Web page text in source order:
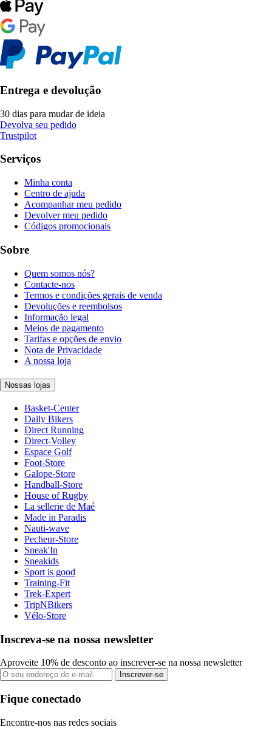
Entrega e devolução
30 dias para mudar de ideia
Devolva seu pedido
Trustpilot
Serviços
Minha conta
Centro de ajuda
Acompanhar meu pedido
Devolver meu pedido
Códigos promocionais
Sobre
Quem somos nós?
Contacte-nos
Termos e condições gerais de venda
Devoluções e reembolsos
Informação legal
Meios de pagamento
Tarifas e opções de envio
Nota de Privacidade
A nossa loja
Nossas lojas
Basket-Center
Daily Bikers
Direct Running
Direct-Volley
Espace Golf
Foot-Store
Galope-Store
Handball-Store
House of Rugby
La sellerie de Maé
Made in Paradis
Nauti-wave
Pecheur-Store
Sneak'In
Sneakids
Sport is good
Training-Fit
Trek-Expert
TripNBikers
Vélo-Store
Inscreva-se na nossa newsletter
Aproveite 10% de desconto ao inscrever-se na nossa newsletter
Inscrever-se
Fique conectado
Encontre-nos nas redes sociais